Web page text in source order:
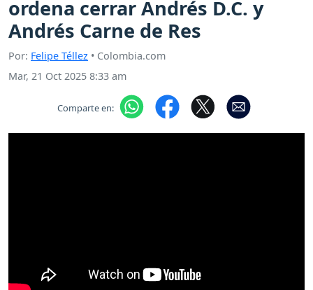
ordena cerrar Andrés D.C. y
Andrés Carne de Res
Por: Felipe Téllez • Colombia.com
Mar, 21 Oct 2025 8:33 am
Comparte en: